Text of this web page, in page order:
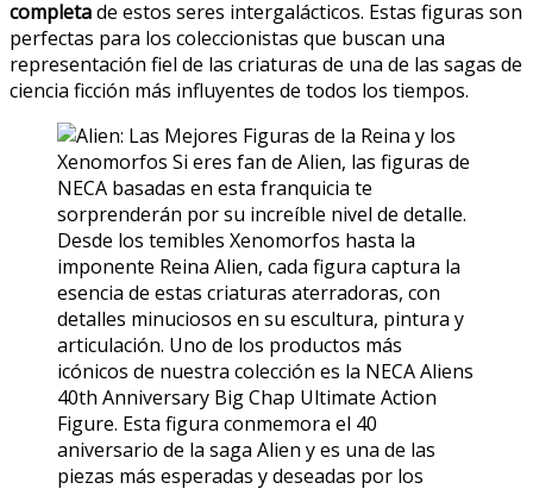
completade estos seres intergalácticos. Estas figuras son
perfectas para los coleccionistas que buscan una
representación fiel de las criaturas de una de las sagas de
ciencia ficción más influyentes de todos los tiempos.